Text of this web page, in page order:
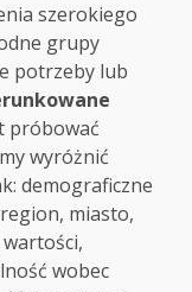
szerokiego
grupy
potrzeby lub
próbować
wyróżnić
demograficzne
miasto,
wobec